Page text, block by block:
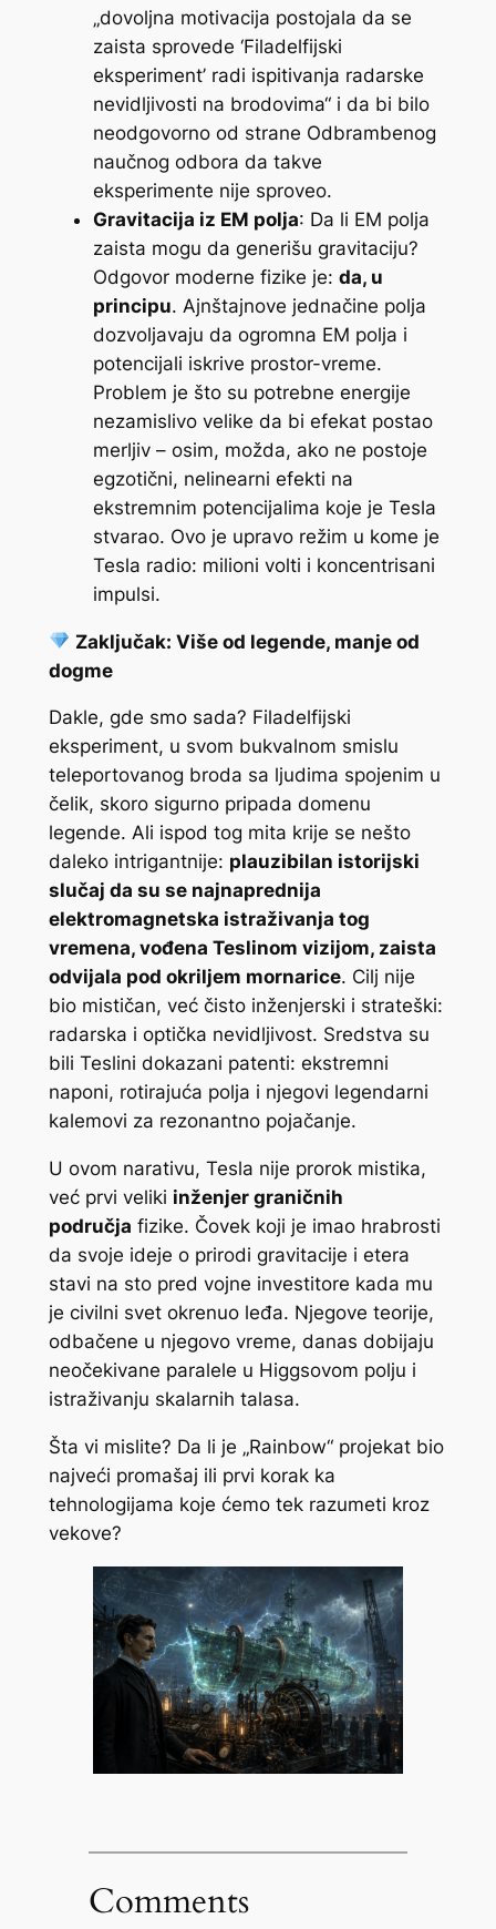
„dovoljna motivacija postojala da se
zaista sprovede ‘Filadelfijski
eksperiment’ radi ispitivanja radarske
nevidljivosti na brodovima“ i da bi bilo
neodgovorno od strane Odbrambenog
naučnog odbora da takve
eksperimente nije sproveo.
Gravitacija iz EM polja: Da li EM polja
zaista mogu da generišu gravitaciju?
Odgovor moderne fizike je: da, u
principu. Ajnštajnove jednačine polja
dozvoljavaju da ogromna EM polja i
potencijali iskrive prostor-vreme.
Problem je što su potrebne energije
nezamislivo velike da bi efekat postao
merljiv – osim, možda, ako ne postoje
egzotični, nelinearni efekti na
ekstremnim potencijalima koje je Tesla
stvarao. Ovo je upravo režim u kome je
Tesla radio: milioni volti i koncentrisani
impulsi.
Zaključak: Više od legende, manje od
dogme
Dakle, gde smo sada? Filadelfijski
eksperiment, u svom bukvalnom smislu
teleportovanog broda sa ljudima spojenim u
čelik, skoro sigurno pripada domenu
legende. Ali ispod tog mita krije se nešto
daleko intrigantnije: plauzibilan istorijski
slučaj da su se najnaprednija
elektromagnetska istraživanja tog
vremena, vođena Teslinom vizijom, zaista
odvijala pod okriljem mornarice. Cilj nije
bio mističan, već čisto inženjerski i strateški:
radarska i optička nevidljivost. Sredstva su
bili Teslini dokazani patenti: ekstremni
naponi, rotirajuća polja i njegovi legendarni
kalemovi za rezonantno pojačanje.
U ovom narativu, Tesla nije prorok mistika,
već prvi veliki inženjer graničnih
područja fizike. Čovek koji je imao hrabrosti
da svoje ideje o prirodi gravitacije i etera
stavi na sto pred vojne investitore kada mu
je civilni svet okrenuo leđa. Njegove teorije,
odbačene u njegovo vreme, danas dobijaju
neočekivane paralele u Higgsovom polju i
istraživanju skalarnih talasa.
Šta vi mislite? Da li je „Rainbow“ projekat bio
najveći promašaj ili prvi korak ka
tehnologijama koje ćemo tek razumeti kroz
vekove?
Comments